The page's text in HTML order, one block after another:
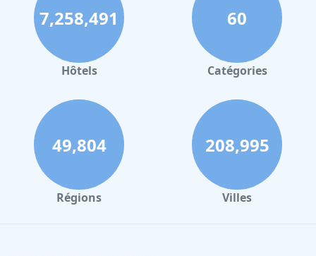
7,258,491
Hôtels
60
Catégories
49,804
Régions
208,995
Villes